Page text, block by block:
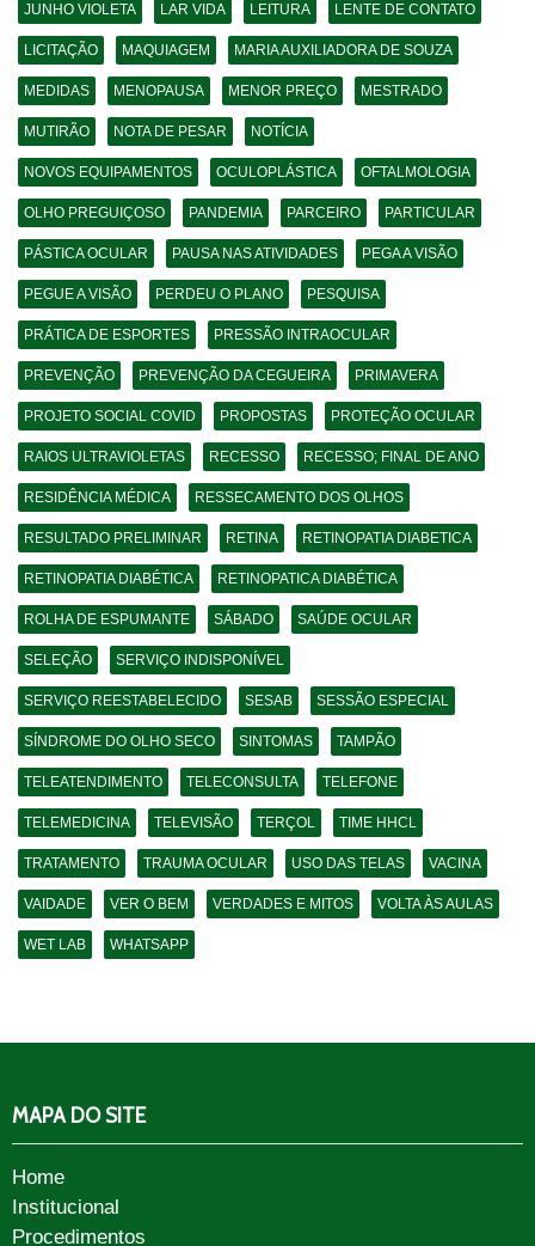
JUNHO VIOLETA LAR VIDA LEITURA LENTE DE CONTATO
LICITAÇÃO MAQUIAGEM MARIA AUXILIADORA DE SOUZA
MEDIDAS MENOPAUSA MENOR PREÇO MESTRADO
MUTIRÃO NOTA DE PESAR NOTÍCIA
NOVOS EQUIPAMENTOS OCULOPLÁSTICA OFTALMOLOGIA
OLHO PREGUIÇOSO PANDEMIA PARCEIRO PARTICULAR
PÁSTICA OCULAR PAUSA NAS ATIVIDADES PEGA A VISÃO
PEGUE A VISÃO PERDEU O PLANO PESQUISA
PRÁTICA DE ESPORTES PRESSÃO INTRAOCULAR
PREVENÇÃO PREVENÇÃO DA CEGUEIRA PRIMAVERA
PROJETO SOCIAL COVID PROPOSTAS PROTEÇÃO OCULAR
RAIOS ULTRAVIOLETAS RECESSO RECESSO; FINAL DE ANO
RESIDÊNCIA MÉDICA RESSECAMENTO DOS OLHOS
RESULTADO PRELIMINAR RETINA RETINOPATIA DIABETICA
RETINOPATIA DIABÉTICA RETINOPATICA DIABÉTICA
ROLHA DE ESPUMANTE SÁBADO SAÚDE OCULAR
SELEÇÃO SERVIÇO INDISPONÍVEL
SERVIÇO REESTABELECIDO SESAB SESSÃO ESPECIAL
SÍNDROME DO OLHO SECO SINTOMAS TAMPÃO
TELEATENDIMENTO TELECONSULTA TELEFONE
TELEMEDICINA TELEVISÃO TERÇOL TIME HHCL
TRATAMENTO TRAUMA OCULAR USO DAS TELAS VACINA
VAIDADE VER O BEM VERDADES E MITOS VOLTA ÀS AULAS
WET LAB WHATSAPP
MAPA DO SITE
Home
Institucional
Procedimentos